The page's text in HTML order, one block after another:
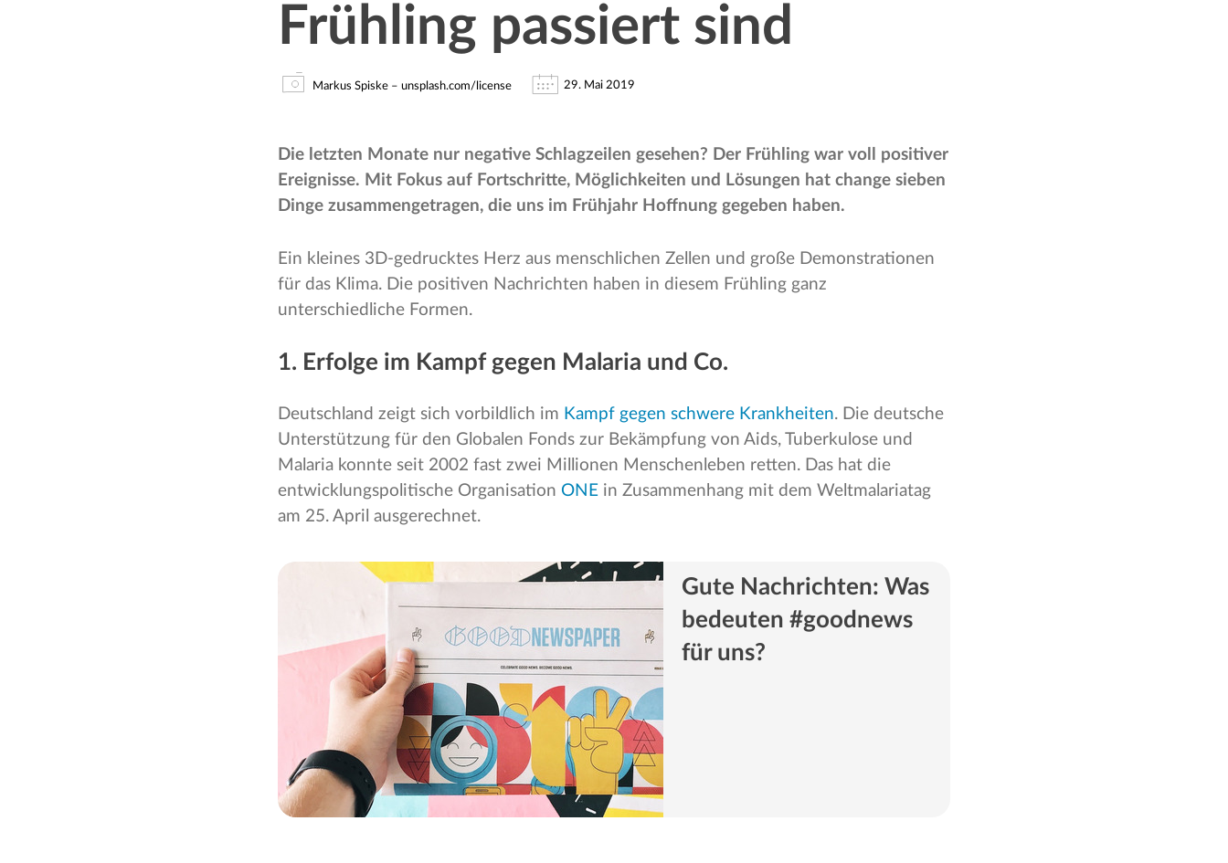
Frühling passiert sind
Markus Spiske – unsplash.com/license 29. Mai 2019
Die letzten Monate nur negative Schlagzeilen gesehen? Der Frühling war voll positiver
Ereignisse. Mit Fokus auf Fortschritte, Möglichkeiten und Lösungen hat change sieben
Dinge zusammengetragen, die uns im Frühjahr Hoffnung gegeben haben.
Ein kleines 3D-gedrucktes Herz aus menschlichen Zellen und große Demonstrationen
für das Klima. Die positiven Nachrichten haben in diesem Frühling ganz
unterschiedliche Formen.
1. Erfolge im Kampf gegen Malaria und Co.
Deutschland zeigt sich vorbildlich im Kampf gegen schwere Krankheiten. Die deutsche
Unterstützung für den Globalen Fonds zur Bekämpfung von Aids, Tuberkulose und
Malaria konnte seit 2002 fast zwei Millionen Menschenleben retten. Das hat die
entwicklungspolitische Organisation ONE in Zusammenhang mit dem Weltmalariatag
am 25. April ausgerechnet.
Gute Nachrichten: Was
bedeuten #goodnews
für uns?